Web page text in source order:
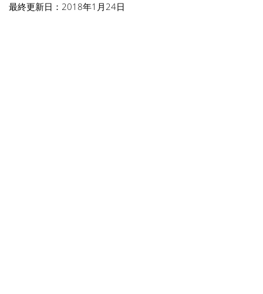
最終更新日：2018年1月24日